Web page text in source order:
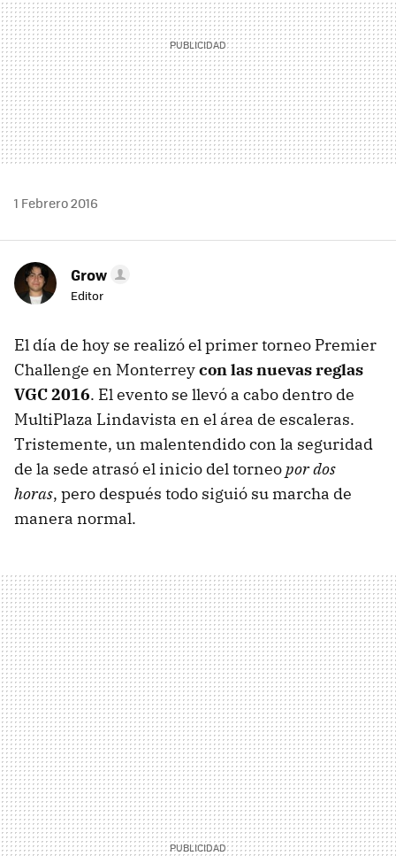
1 Febrero 2016
Grow
Editor
El día de hoy se realizó el primer torneo Premier
Challenge en Monterreycon las nuevas reglas
VGC 2016. El evento se llevó a cabo dentro de
MultiPlaza Lindavista en el área de escaleras.
Tristemente, un malentendido con la seguridad
de la sede atrasó el inicio del torneo por dos
horas, pero después todo siguió su marcha de
manera normal.